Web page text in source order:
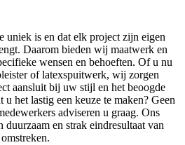
uniek is en dat elk project zijn eigen
Daarom bieden wij maatwerk en
wensen en behoeften. Of u nu
of latexspuitwerk, wij zorgen
aansluit bij uw stijl en het beoogde
het lastig een keuze te maken? Geen
adviseren u graag. Ons
duurzaam en strak eindresultaat van